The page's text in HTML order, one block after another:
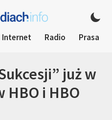
Internet Radio Prasa
już w
HBO i HBO